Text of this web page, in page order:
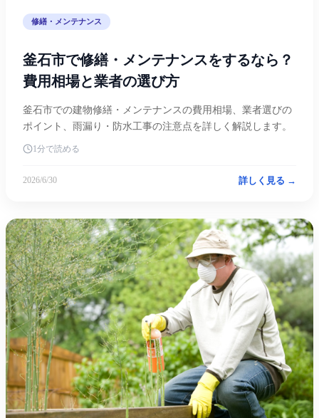
修繕・メンテナンス
釜石市で修繕・メンテナンスをするなら？
費用相場と業者の選び方
釜石市での建物修繕・メンテナンスの費用相場、業者選びの
ポイント、雨漏り・防水工事の注意点を詳しく解説します。
1分で読める
2026/6/30 詳しく見る →